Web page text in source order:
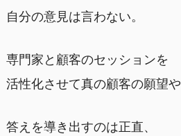
自分の意見は言わない。
専門家と顧客のセッションを
活性化させて真の顧客の願望や
答えを導き出すのは正直、